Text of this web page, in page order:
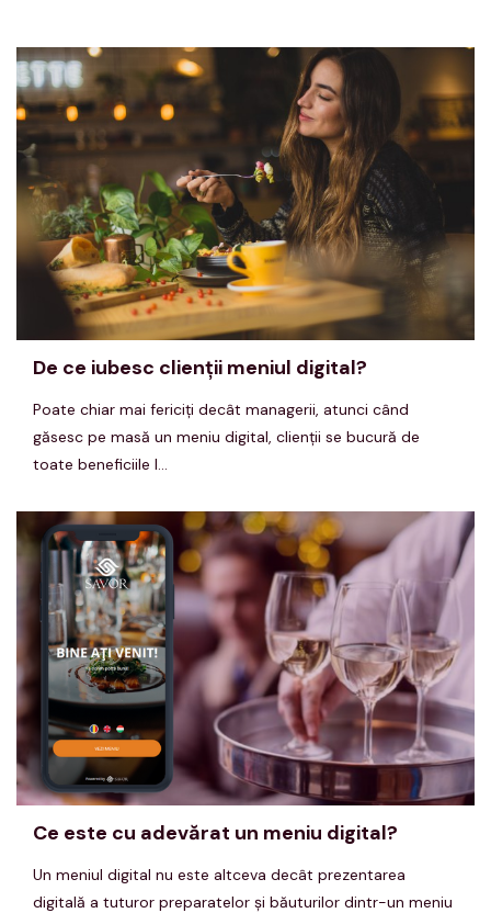
De ce iubesc clienţii meniul digital?
Poate chiar mai fericiţi decât managerii, atunci când
găsesc pe masă un meniu digital, clienţii se bucură de
toate beneficiile l...
Ce este cu adevărat un meniu digital?
Un meniul digital nu este altceva decât prezentarea
digitală a tuturor preparatelor şi băuturilor dintr-un meniu